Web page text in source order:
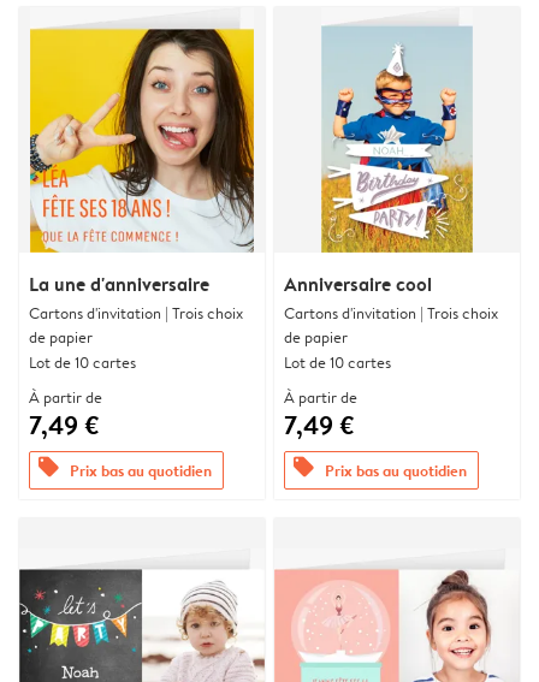
La une d'anniversaire
Cartons d'invitation | Trois choix
de papier
Lot de 10 cartes
À partir de
7,49 €
offers Prix bas au quotidien
Anniversaire cool
Cartons d'invitation | Trois choix
de papier
Lot de 10 cartes
À partir de
7,49 €
offers Prix bas au quotidien